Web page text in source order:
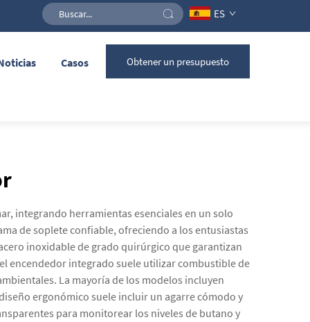
ES
Casos Obtener un presupuesto
integrando herramientas esenciales en un solo
de soplete confiable, ofreciendo a los entusiastas
inoxidable de grado quirúrgico que garantizan
encendedor integrado suele utilizar combustible de
La mayoría de los modelos incluyen
ergonómico suele incluir un agarre cómodo y
para monitorear los niveles de butano y